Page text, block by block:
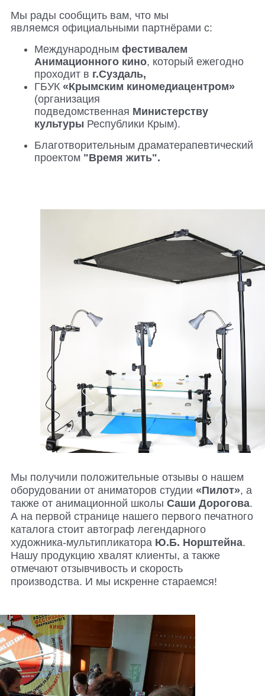
Мы рады сообщить вам, что мы
являемся официальными партнёрами с:
Международным фестивалем
Анимационного кино, который ежегодно
проходит в г.Суздаль,
ГБУК «Крымским киномедиацентром»
(организация
подведомственная Министерству
культуры Республики Крым).
Благотворительным драматерапевтический
проектом "Время жить".
Мы получили положительные отзывы о нашем
оборудовании от аниматоров студии «Пилот», а
также от анимационной школы Саши Дорогова.
А на первой странице нашего первого печатного
каталога стоит автограф легендарного
художника-мультипликатора Ю.Б. Норштейна.
Нашу продукцию хвалят клиенты, а также
отмечают отзывчивость и скорость
производства. И мы искренне стараемся!